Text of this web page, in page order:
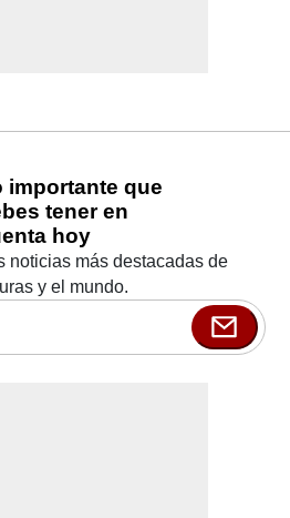
importante que
tener en
hoy
noticias más destacadas de
y el mundo.
Emai
l